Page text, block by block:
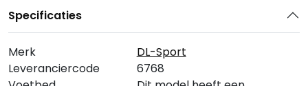
Specificaties
Merk
DL-Sport
Leveranciercode
6768